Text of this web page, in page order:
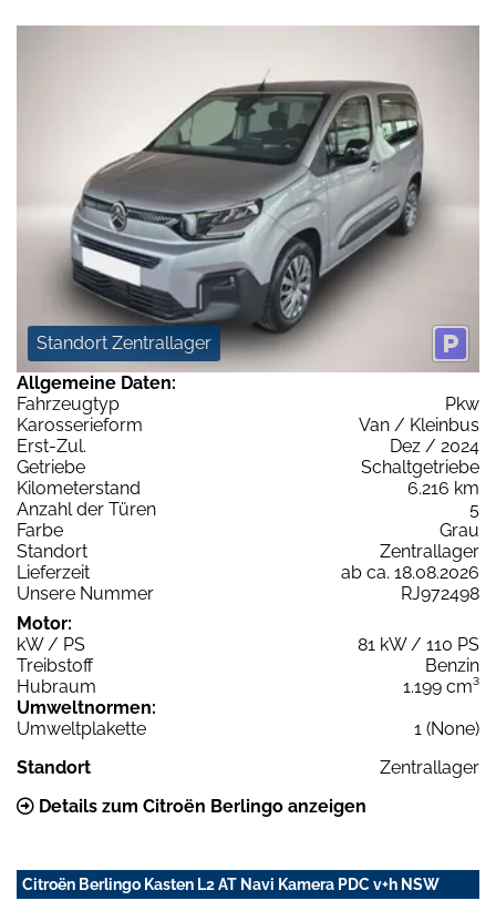
Standort Zentrallager
Allgemeine Daten:
Fahrzeugtyp
Pkw
Karosserieform
Van / Kleinbus
Erst-Zul.
Dez / 2024
Getriebe
Schaltgetriebe
Kilometerstand
6.216 km
Anzahl der Türen
5
Farbe
Grau
Standort
Zentrallager
Lieferzeit
ab ca. 18.08.2026
Unsere Nummer
RJ972498
Motor:
kW / PS
81 kW / 110 PS
Treibstoff
Benzin
Hubraum
1.199 cm³
Umweltnormen:
Umweltplakette
1 (None)
Standort
Zentrallager
Details zum Citroën Berlingo anzeigen
Citroën Berlingo Kasten L2 AT Navi Kamera PDC v+h NSW